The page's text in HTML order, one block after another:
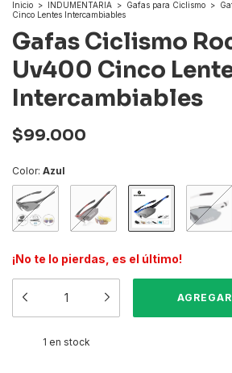
Inicio > INDUMENTARIA > Gafas para Ciclismo >
Cinco Lentes Intercambiables
Gafas Ciclismo
Uv400 Cinco
Intercambiables
$99.000
Color: Azul
¡No te lo pierdas, es el último!
1 en stock